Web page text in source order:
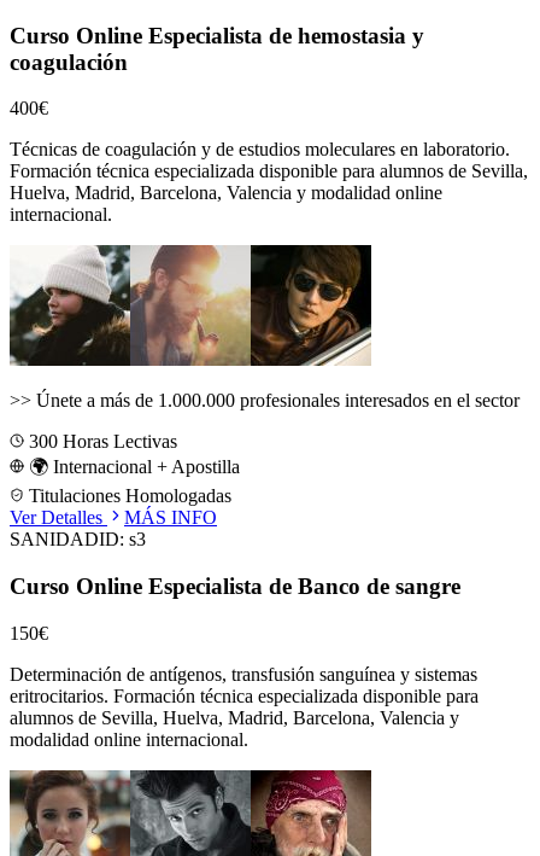
Curso Online Especialista de hemostasia y
coagulación
400€
Técnicas de coagulación y de estudios moleculares en laboratorio.
Formación técnica especializada disponible para alumnos de Sevilla,
Huelva, Madrid, Barcelona, Valencia y modalidad online
internacional.
>> Únete a más de 1.000.000 profesionales interesados en el sector
300 Horas Lectivas
🌍 Internacional + Apostilla
Titulaciones Homologadas
Ver Detalles
MÁS INFO
SANIDADID: s3
Curso Online Especialista de Banco de sangre
150€
Determinación de antígenos, transfusión sanguínea y sistemas
eritrocitarios. Formación técnica especializada disponible para
alumnos de Sevilla, Huelva, Madrid, Barcelona, Valencia y
modalidad online internacional.